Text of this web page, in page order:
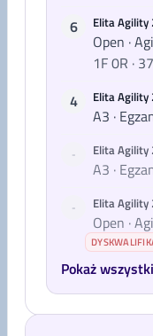
6
Elita Agility
Open ·
1F 0R ·
4
Elita Agility
A3 ·
- Elita Agility
A3 ·
- Elita Agility
Open ·
Pokaż